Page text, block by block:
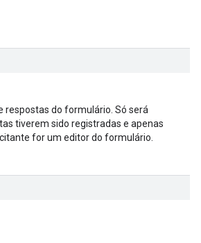
respostas do formulário. Só será
tiverem sido registradas e apenas
for um editor do formulário.